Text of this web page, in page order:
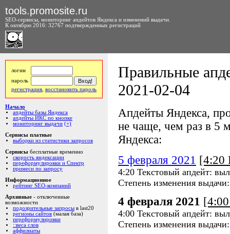
tools.promosite.ru
SEO-сервисы, мониторинг апдейтов Яндекса и изменений выдачи.
К октябрю 2016: 32767 подтвержденных регистраций
логин
пароль
регистрация восстановить пароль
Начало
апдейты базы Яндекса
апдейты ИКС по кнопке
мониторинг выдачи (+)
Сервисы платные
выборки из статистики запросов
Сервисы бесплатные временно
скорость яндексации
переформулировки и Спектр
примеси по запросу
Информационное
рейтинг SEO-компаний
Архивные - отключенные
возможности
подозрительные запросы в last20
регионы сайтов (малая база)
переформулировки
::веса слов
аффилиаты
Правильные
2021-02-04
Апдейты Яндекса,
не чаще, чем раз в 5
Яндекса:
5 февраля 2021 [4:20
4:20 Текстовый апдейт:
Степень изменения
4 февраля 2021
4:00 Текстовый апдейт:
Степень изменения